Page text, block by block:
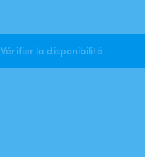
Vérifier la disponibilité